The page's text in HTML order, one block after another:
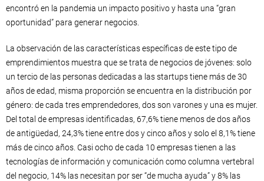
encontró en la pandemia un impacto positivo y hasta una “gran
oportunidad” para generar negocios.
La observación de las características específicas de este tipo de
emprendimientos muestra que se trata de negocios de jóvenes: solo
un tercio de las personas dedicadas a las startups tiene más de 30
años de edad, misma proporción se encuentra en la distribución por
género: de cada tres emprendedores, dos son varones y una es mujer.
Del total de empresas identificadas, 67,6% tiene menos de dos años
de antigüedad, 24,3% tiene entre dos y cinco años y solo el 8,1% tiene
más de cinco años. Casi ocho de cada 10 empresas tienen a las
tecnologías de información y comunicación como columna vertebral
del negocio, 14% las necesitan por ser “de mucha ayuda” y 8% las